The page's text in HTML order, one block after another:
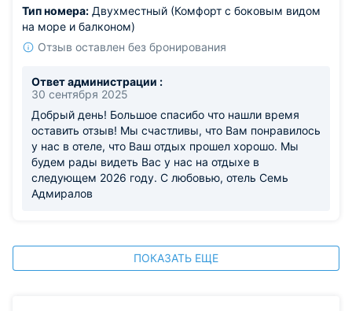
вид на море, очень красиво. Отдельное спасибо
администратору Юлечке, очень приятная, милая,
улыбчивая девушка и что немало важно с чувством
юмора. Всегда на месте, всегда поможет. Парковка
чувством об отеле, рекомендую.
Тип номера: Двухместный (Комфорт с боковым видом
на море и балконом)
Отзыв оставлен без бронирования
Ответ администрации :
30 сентября 2025
Добрый день! Большое спасибо что нашли время
оставить отзыв! Мы счастливы, что Вам понравилось
у нас в отеле, что Ваш отдых прошел хорошо. Мы
будем рады видеть Вас у нас на отдыхе в
следующем 2026 году. С любовью, отель Семь
Адмиралов
ПОКАЗАТЬ ЕЩЕ